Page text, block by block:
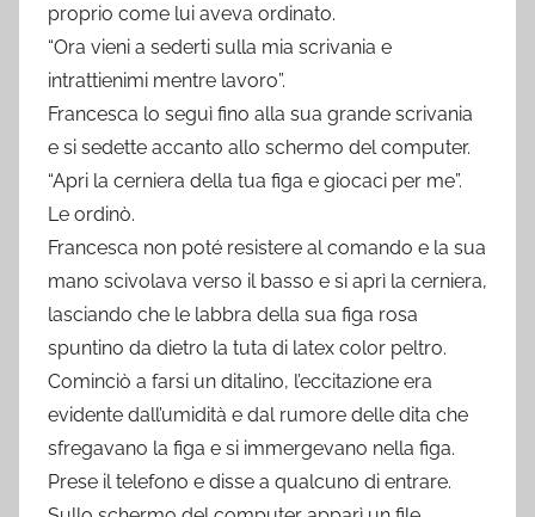
proprio come lui aveva ordinato.
“Ora vieni a sederti sulla mia scrivania e
intrattienimi mentre lavoro”.
Francesca lo seguì fino alla sua grande scrivania
e si sedette accanto allo schermo del computer.
“Apri la cerniera della tua figa e giocaci per me”.
Le ordinò.
Francesca non poté resistere al comando e la sua
mano scivolava verso il basso e si aprì la cerniera,
lasciando che le labbra della sua figa rosa
spuntino da dietro la tuta di latex color peltro.
Cominciò a farsi un ditalino, l’eccitazione era
evidente dall’umidità e dal rumore delle dita che
sfregavano la figa e si immergevano nella figa.
Prese il telefono e disse a qualcuno di entrare.